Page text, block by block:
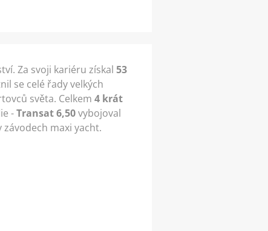
Za svoji kariéru získal 53
se celé řady velkých
světa. Celkem 4 krát
-Transat 6,50vybojoval
maxi yacht.